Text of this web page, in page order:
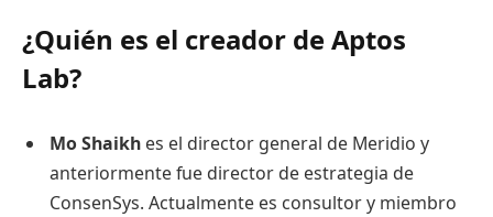
¿Quién es el creador de Aptos
Lab?
Mo Shaikh es el director general de Meridio y
anteriormente fue director de estrategia de
ConsenSys. Actualmente es consultor y miembro